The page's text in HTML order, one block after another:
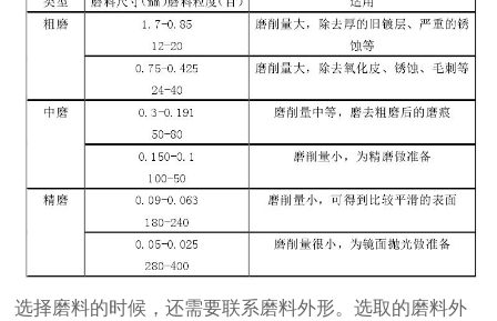
选择磨料的时候，还需要联系磨料外形。选取的磨料外